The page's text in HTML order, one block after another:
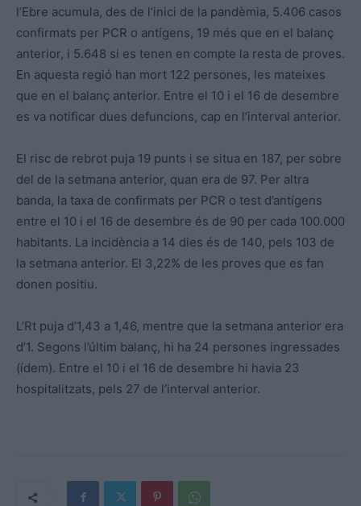
l’Ebre acumula, des de l’inici de la pandèmia, 5.406 casos
confirmats per PCR o antígens, 19 més que en el balanç
anterior, i 5.648 si es tenen en compte la resta de proves.
En aquesta regió han mort 122 persones, les mateixes
que en el balanç anterior. Entre el 10 i el 16 de desembre
es va notificar dues defuncions, cap en l’interval anterior.
El risc de rebrot puja 19 punts i se situa en 187, per sobre
del de la setmana anterior, quan era de 97. Per altra
banda, la taxa de confirmats per PCR o test d’antígens
entre el 10 i el 16 de desembre és de 90 per cada 100.000
habitants. La incidència a 14 dies és de 140, pels 103 de
la setmana anterior. El 3,22% de les proves que es fan
donen positiu.
L’Rt puja d’1,43 a 1,46, mentre que la setmana anterior era
d’1. Segons l’últim balanç, hi ha 24 persones ingressades
(ídem). Entre el 10 i el 16 de desembre hi havia 23
hospitalitzats, pels 27 de l’interval anterior.